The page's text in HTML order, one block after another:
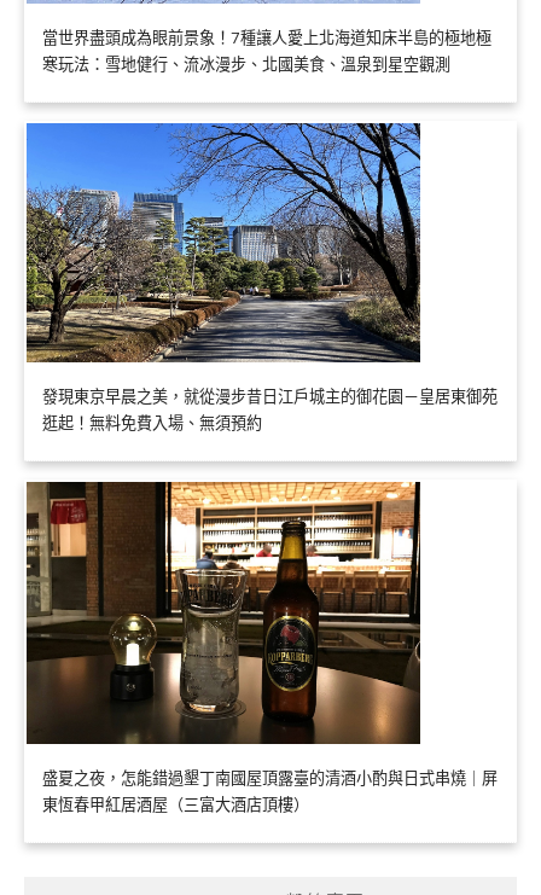
當世界盡頭成為眼前景象！7種讓人愛上北海道知床半島的極地極
寒玩法：雪地健行、流冰漫步、北國美食、溫泉到星空觀測
發現東京早晨之美，就從漫步昔日江戶城主的御花園－皇居東御苑
逛起！無料免費入場、無須預約
盛夏之夜，怎能錯過墾丁南國屋頂露臺的清酒小酌與日式串燒｜屏
東恆春甲紅居酒屋（三富大酒店頂樓）